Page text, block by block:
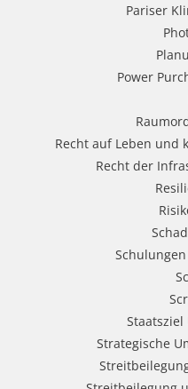
Pariser
Power
Recht auf Leben und
Recht der
Strategische